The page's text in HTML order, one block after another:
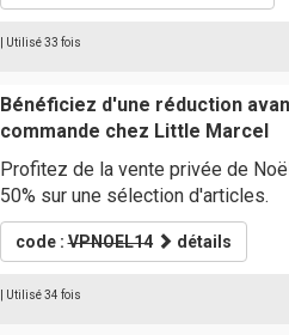
| Utilisé 33 fois
Bénéficiez d'une réduction
commande chez Little Marcel
Profitez de la vente privée de
50% sur une sélection d'articles.
code :VPNOEL14 détails
| Utilisé 34 fois